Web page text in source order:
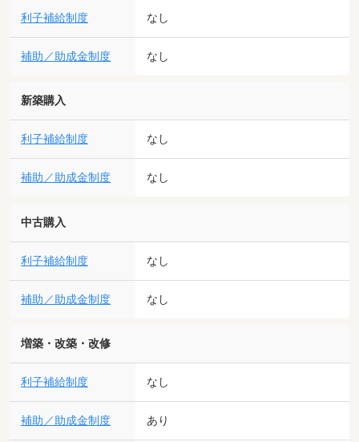
利子補給制度 なし
補助／助成金制度 なし
新築購入
利子補給制度 なし
補助／助成金制度 なし
中古購入
利子補給制度 なし
補助／助成金制度 なし
増築・改築・改修
利子補給制度 なし
補助／助成金制度 あり